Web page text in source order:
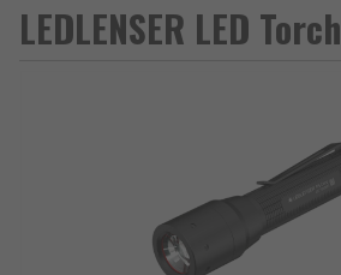
LEDLENSER LED Torch